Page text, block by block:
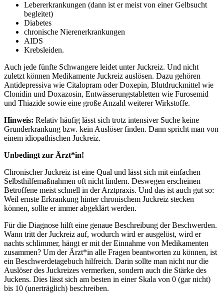
Lebererkrankungen (dann ist er meist von einer Gelbsucht
begleitet)
Diabetes
chronische Nierenerkrankungen
AIDS
Krebsleiden.
Auch jede fünfte Schwangere leidet unter Juckreiz. Und nicht
zuletzt können Medikamente Juckreiz auslösen. Dazu gehören
Antidepressiva wie Citalopram oder Doxepin, Blutdruckmittel wie
Clonidin und Doxazosin, Entwässerungstabletten wie Furosemid
und Thiazide sowie eine große Anzahl weiterer Wirkstoffe.
Hinweis: Relativ häufig lässt sich trotz intensiver Suche keine
Grunderkrankung bzw. kein Auslöser finden. Dann spricht man von
einem idiopathischen Juckreiz.
Unbedingt zur Ärzt*in!
Chronischer Juckreiz ist eine Qual und lässt sich mit einfachen
Selbsthilfemaßnahmen oft nicht lindern. Deswegen erscheinen
Betroffene meist schnell in der Arztpraxis. Und das ist auch gut so:
Weil ernste Erkrankung hinter chronischem Juckreiz stecken
können, sollte er immer abgeklärt werden.
Für die Diagnose hilft eine genaue Beschreibung der Beschwerden.
Wann tritt der Juckreiz auf, wodurch wird er ausgelöst, wird er
nachts schlimmer, hängt er mit der Einnahme von Medikamenten
zusammen? Um der Ärzt*in alle Fragen beantworten zu können, ist
ein Beschwerdetagebuch hilfreich. Darin sollte man nicht nur die
Auslöser des Juckreizes vermerken, sondern auch die Stärke des
Juckens. Dies lässt sich am besten in einer Skala von 0 (gar nicht)
bis 10 (unerträglich) beschreiben.